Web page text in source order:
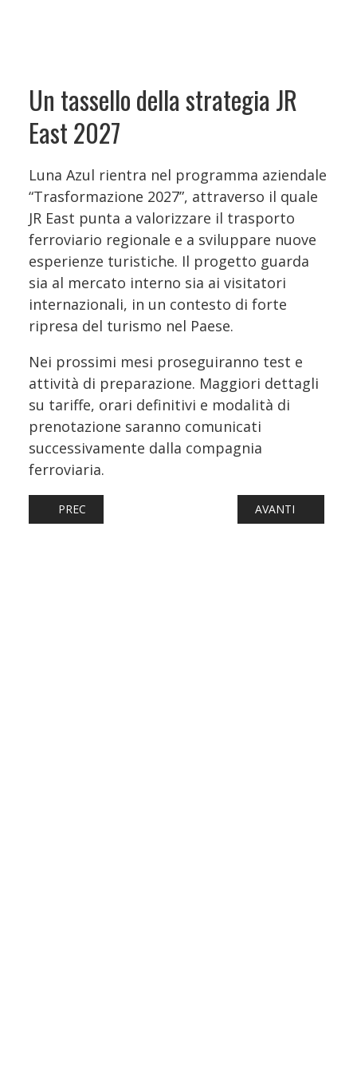
Un tassello della strategia JR
East 2027
Luna Azul rientra nel programma aziendale
“Trasformazione 2027”, attraverso il quale
JR East punta a valorizzare il trasporto
ferroviario regionale e a sviluppare nuove
esperienze turistiche. Il progetto guarda
sia al mercato interno sia ai visitatori
internazionali, in un contesto di forte
ripresa del turismo nel Paese.
Nei prossimi mesi proseguiranno test e
attività di preparazione. Maggiori dettagli
su tariffe, orari definitivi e modalità di
prenotazione saranno comunicati
successivamente dalla compagnia
ferroviaria.
ARTICOLO PRECEDENTE: RFI ELIMINA ALTRI 59
PREC ARTICOLO
AVANTI